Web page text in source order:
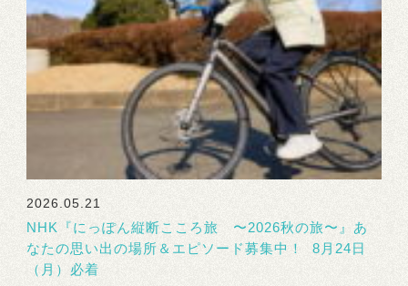
2026.05.21
NHK『にっぽん縦断こころ旅 〜2026秋の旅〜』あ
なたの思い出の場所＆エピソード募集中！ 8月24日
（月）必着